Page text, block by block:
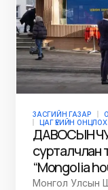
ЗАСГИЙН ГАЗАР
ЦАГ ҮЕИЙН
ДАВОСЫН
сурталчлан
“Mongolia
Монгол Улсын